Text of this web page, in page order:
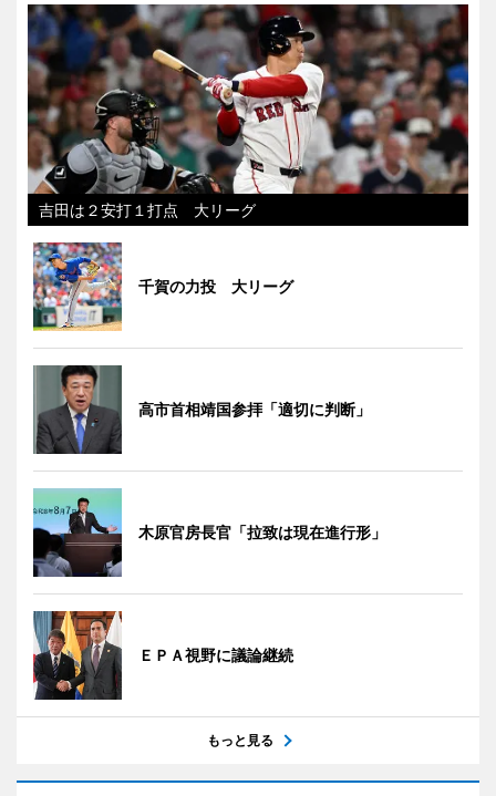
吉田は２安打１打点 大リーグ
千賀の力投 大リーグ
高市首相靖国参拝「適切に判断」
木原官房長官「拉致は現在進行形」
ＥＰＡ視野に議論継続
もっと見る